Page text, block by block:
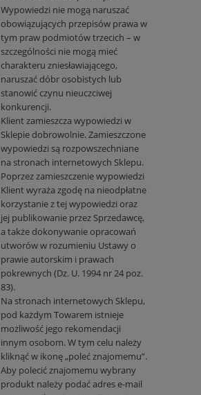
Wypowiedzi nie mogą naruszać
obowiązujących przepisów prawa w
tym praw podmiotów trzecich – w
szczególności nie mogą mieć
charakteru zniesławiającego,
naruszać dóbr osobistych lub
stanowić czynu nieuczciwej
konkurencji.
Klient zamieszcza wypowiedzi w
Sklepie dobrowolnie. Zamieszczone
wypowiedzi są rozpowszechniane
na stronach internetowych Sklepu.
Poprzez zamieszczenie wypowiedzi
Klient wyraża zgodę na nieodpłatne
korzystanie z tej wypowiedzi oraz
jej publikowanie przez Sprzedawcę,
a także dokonywanie opracowań
utworów w rozumieniu Ustawy o
prawie autorskim i prawach
pokrewnych (Dz. U. 1994 nr 24 poz.
83).
Na stronach internetowych Sklepu,
pod każdym Towarem istnieje
możliwość jego rekomendacji
innym osobom. W tym celu należy
kliknąć w ikonę „poleć znajomemu”.
Aby polecić znajomemu wybrany
produkt należy podać adres e-mail